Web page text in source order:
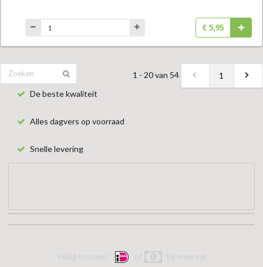
€ 5,95
1 - 20 van 54
1
De beste kwaliteit
Alles dagvers op voorraad
Snelle levering
Veilig betalen: of bij levering